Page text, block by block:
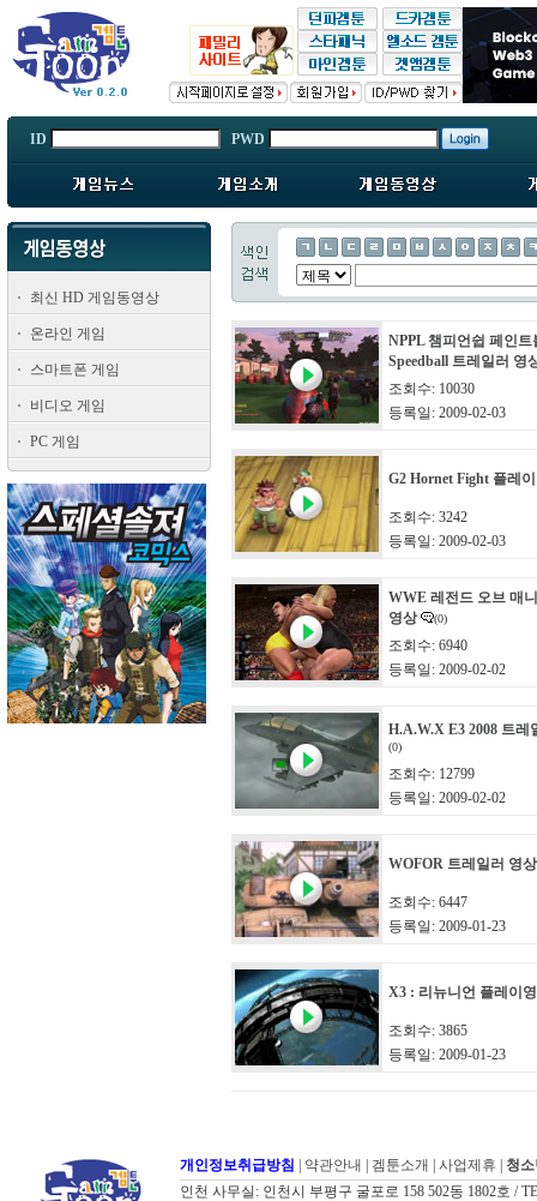
ID PWD
최신 HD 게임동영상
온라인 게임
스마트폰 게임
비디오 게임
PC 게임
NPPL 챔피언쉽 페인트
Speedball 트레일러 영
조회수: 10030
등록일: 2009-02-03
G2 Hornet Fight 플레
조회수: 3242
등록일: 2009-02-03
WWE 레전드 오브 매
영상
(0)
조회수: 6940
등록일: 2009-02-02
H.A.W.X E3 2008 트레
(0)
조회수: 12799
등록일: 2009-02-02
WOFOR 트레일러 영상
조회수: 6447
등록일: 2009-01-23
X3 : 리뉴니언 플레이
조회수: 3865
등록일: 2009-01-23
개인정보취급방침 약관안내 겜툰소개 사업제휴
청
인천 사무실: 인천시 부평구 굴포로 158 502동 1802호 /